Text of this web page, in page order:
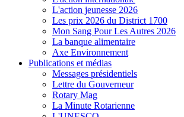
L'action jeunesse 2026
Les prix 2026 du District 1700
Mon Sang Pour Les Autres 2026
La banque alimentaire
Axe Environnement
Publications et médias
Messages présidentiels
Lettre du Gouverneur
Rotary Mag
La Minute Rotarienne